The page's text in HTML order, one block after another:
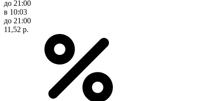
до 21:00
в 10:03
до 21:00
11,52 р.